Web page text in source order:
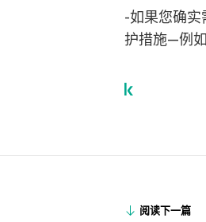
-如果您确实
护措施—例
阅读下一篇